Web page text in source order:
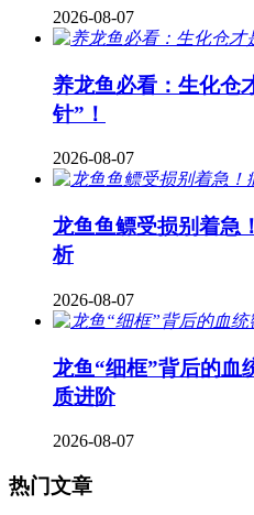
2026-08-07
养龙鱼必看：生化仓
针”！
2026-08-07
龙鱼鱼鳔受损别着急
析
2026-08-07
龙鱼“细框”背后的血
质进阶
2026-08-07
热门文章